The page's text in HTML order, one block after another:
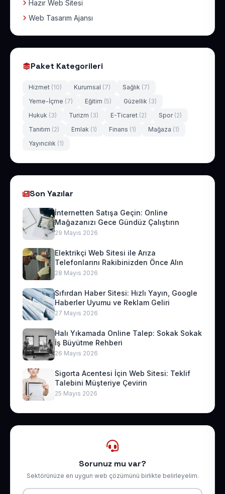
Hazır Web Sitesi
Web Tasarım Ajansı
Paket Kategorileri
Hizmet (10) Kurumsal (7) Sağlık (7)
Yeme-İçme (7) Eğitim (5) Güzellik (3)
Hukuk (3) Turizm (3) E-Ticaret (2) Spor (2)
Tanıtım (2) Emlak (1) Finans (1) Mağaza (1)
Yayıncılık (1)
Son Yazılar
İnternetten Satışa Geçin: Online
Mağazanızı Gece Gündüz Çalıştırın
29 Mayıs 2026
Elektrikçi Web Sitesi ile Arıza
Telefonlarını Rakibinizden Önce Alın
28 Mayıs 2026
Sıfırdan Haber Sitesi: Hızlı Yayın, Google
Haberler Uyumu ve Reklam Geliri
27 Mayıs 2026
Halı Yıkamada Online Talep: Sokak Sokak
İş Büyütme Rehberi
26 Mayıs 2026
Sigorta Acentesi İçin Web Sitesi: Teklif
Talebini Müşteriye Çevirin
25 Mayıs 2026
Sorunuz mu var?
Sektörünüze en uygun web çözümünü birlikte belirleyelim.